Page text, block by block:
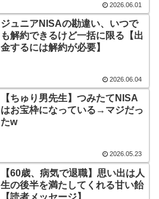
2026.06.01
ジュニアNISAの勘違い、いつで
も解約できるけど一括に限る【出
金するには解約が必要】
2026.06.04
【ちゅり男先生】つみたてNISA
はお宝枠になっている→マジだっ
たw
2026.05.23
【60歳、病気で退職】思い出は人
生の後半を満たしてくれる甘い飴
【読者メッセージ】